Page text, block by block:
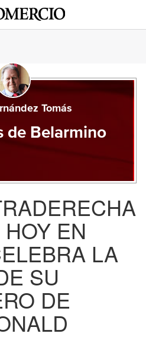
Tomás
de Belarmino
EN
LA
SU
DE